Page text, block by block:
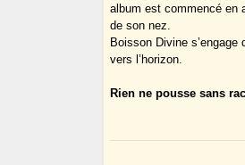
album est commencé en
de son nez.
Boisson Divine
vers l’horizon.
Rien ne pousse sans